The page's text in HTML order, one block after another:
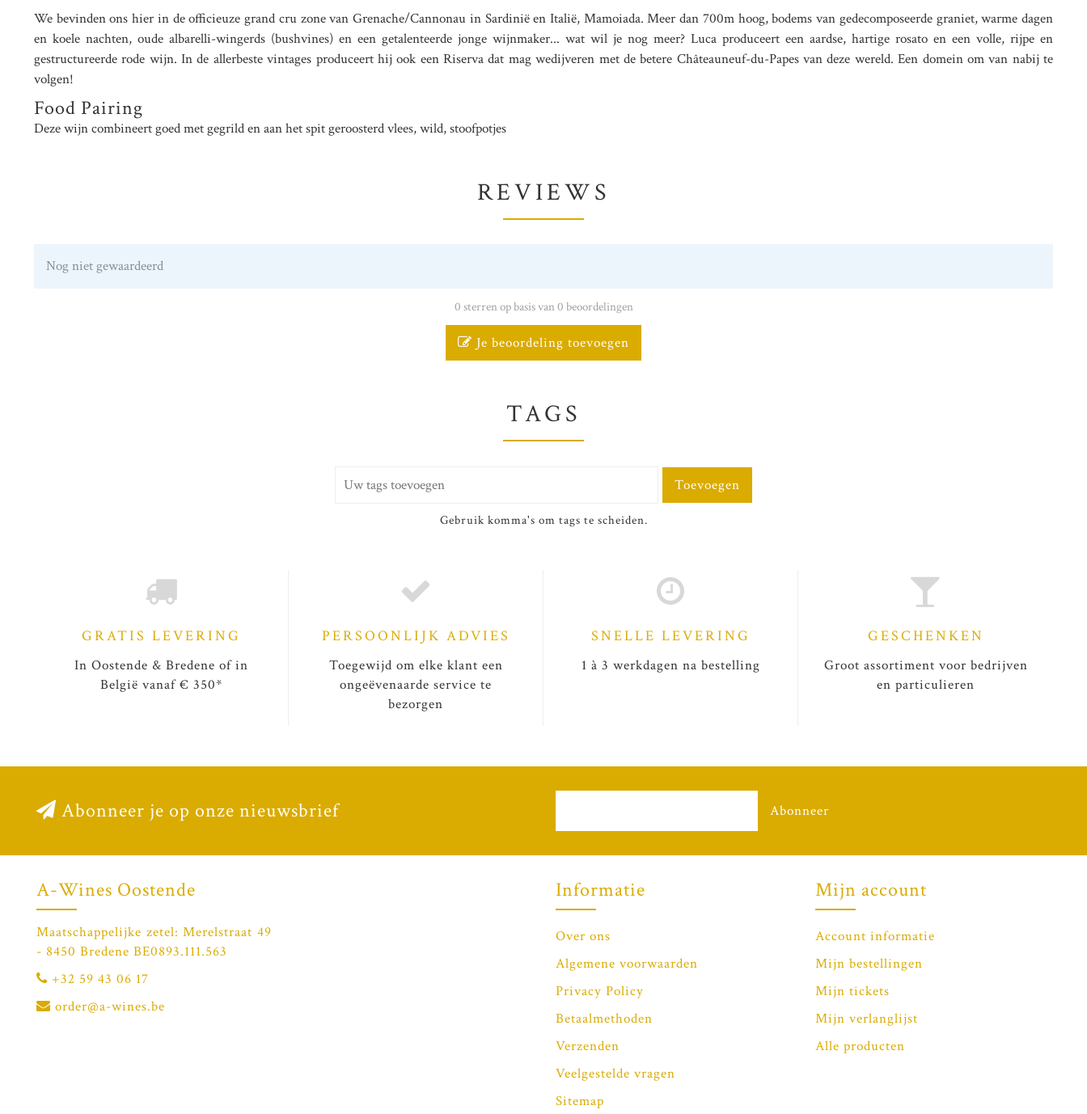
We bevinden ons hier in de officieuze grand cru zone van Grenache/Cannonau in Sardinië en Italië, Mamoiada. Meer dan 700m hoog, bodems van gedecomposeerde graniet, warme dagen
en koele nachten, oude albarelli-wingerds (bushvines) en een getalenteerde jonge wijnmaker... wat wil je nog meer? Luca produceert een aardse, hartige rosato en een volle, rijpe en
gestructureerde rode wijn. In de allerbeste vintages produceert hij ook een Riserva dat mag wedijveren met de betere Châteauneuf-du-Papes van deze wereld. Een domein om van nabij te
volgen!
Food Pairing
Deze wijn combineert goed met gegrild en aan het spit geroosterd vlees, wild, stoofpotjes
REVIEWS
Nog niet gewaardeerd
0 sterren op basis van 0 beoordelingen
Je beoordeling toevoegen
TAGS
Toevoegen
Gebruik komma's om tags te scheiden.
GRATIS LEVERING
In Oostende & Bredene of in
België vanaf € 350*
PERSOONLIJK ADVIES
Toegewijd om elke klant een
ongeëvenaarde service te
bezorgen
SNELLE LEVERING
1 à 3 werkdagen na bestelling
GESCHENKEN
Groot assortiment voor bedrijven
en particulieren
Abonneer je op onze nieuwsbrief Abonneer
A-Wines Oostende
Maatschappelijke zetel: Merelstraat 49
- 8450 Bredene BE0893.111.563
+32 59 43 06 17
order@a-wines.be
Informatie
Over ons
Algemene voorwaarden
Privacy Policy
Betaalmethoden
Verzenden
Veelgestelde vragen
Sitemap
Mijn account
Account informatie
Mijn bestellingen
Mijn tickets
Mijn verlanglijst
Alle producten